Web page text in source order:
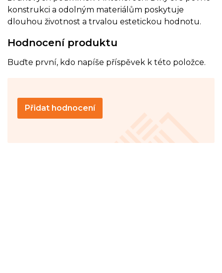
konstrukci a odolným materiálům poskytuje
dlouhou životnost a trvalou estetickou hodnotu.
Hodnocení produktu
Buďte první, kdo napíše příspěvek k této položce.
Přidat hodnocení